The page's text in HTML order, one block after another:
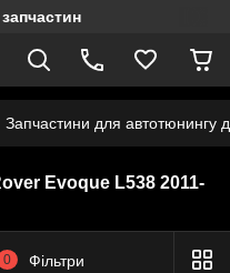
Запчастини для автотюнингу
Evoque L538 2011-
0 Фільтри